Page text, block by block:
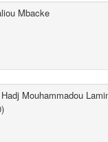
Mbacke
Mouhammadou